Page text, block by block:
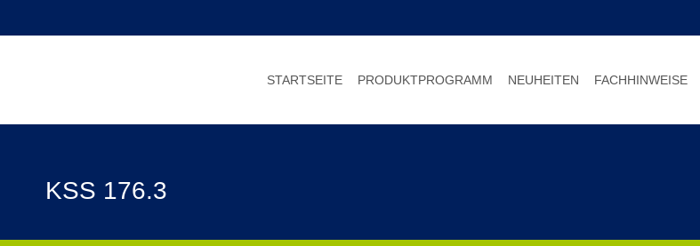
STARTSEITE PRODUKTPROGRAMM NEUHEITEN FACHHINWEISE
KSS 176.3